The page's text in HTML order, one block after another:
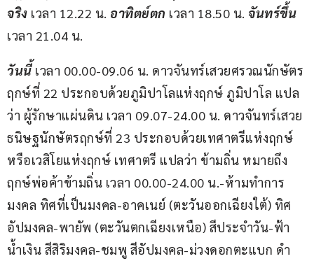
จริง เวลา 12.22 น. อาทิตย์ตก เวลา 18.50 น. จันทร์ขึ้น
เวลา 21.04 น.
วันนี้ เวลา 00.00-09.06 น. ดาวจันทร์เสวยศรวณนักษัตร
ฤกษ์ที่ 22 ประกอบด้วยภูมิปาโลแห่งฤกษ์ ภูมิปาโล แปล
ว่า ผู้รักษาแผ่นดิน เวลา 09.07-24.00 น. ดาวจันทร์เสวย
ธนิษฐนักษัตรฤกษ์ที่ 23 ประกอบด้วยเทศาตรีแห่งฤกษ์
หรือเวสิโยแห่งฤกษ์ เทศาตรี แปลว่า ข้ามถิ่น หมายถึง
ฤกษ์พ่อค้าข้ามถิ่น เวลา 00.00-24.00 น.-ห้ามทำการ
มงคล ทิศที่เป็นมงคล-อาคเนย์ (ตะวันออกเฉียงใต้) ทิศ
อัปมงคล-พายัพ (ตะวันตกเฉียงเหนือ) สีประจำวัน-ฟ้า
น้ำเงิน สีสิริมงคล-ชมพู สีอัปมงคล-ม่วงดอกตะแบก ดำ